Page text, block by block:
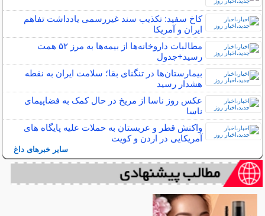
کاخ سفید: تکذیب سند غیررسمی یادداشت تفاهم
ایران و آمریکا
مطالبات داروخانه‌ها از بیمه‌ها به مرز ۵۲ همت
رسید+جدول
بیمارستان‌ها در تنگنای بقا؛ سلامت ایران به نقطه
هشدار رسید
عکس روز ناسا از مریخ در حال کمک به فضاپیمای
ناسا
واکنش قطر و عربستان به حملات علیه پایگاه های
آمریکایی در اردن و کویت
سایر خبرهای داغ